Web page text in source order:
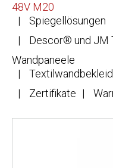
48V M20
Spiegellösungen
Descor® und JM
Wandpaneele
Zertifikate